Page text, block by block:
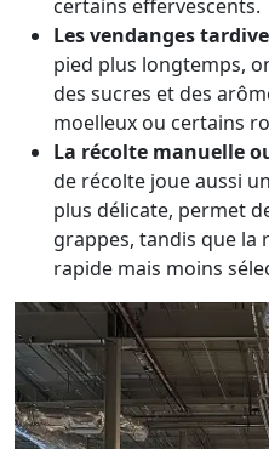
certains effervescents.
Les vendanges
pied plus longtemps,
des sucres et des
moelleux ou certains
La récolte manuelle
de récolte joue aussi
plus délicate, permet
grappes, tandis que la
rapide mais moins